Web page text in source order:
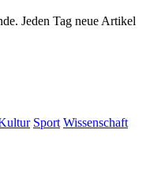
Jeden Tag neue Artikel
Sport Wissenschaft